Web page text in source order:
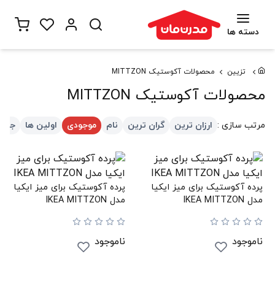
دسته ها
تزیین محصولات آکوستیک MITTZON
محصولات آکوستیک MITTZON
مرتب سازی : ارزان ترین گران ترین نام موجودی اولین ها
پرده آکوستیک برای میز ایکیا
مدل IKEA MITTZON
ناموجود
پرده آکوستیک برای میز ایکیا
مدل IKEA MITTZON
ناموجود